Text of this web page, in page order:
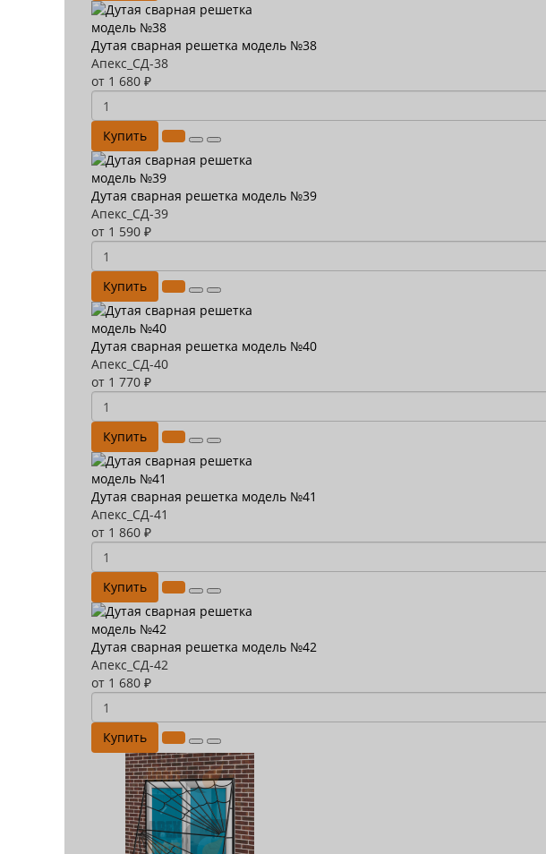
Дутая сварная решетка модель №38
Апекс_СД-38
от 1 680 ₽
Купить
Дутая сварная решетка модель №39
Апекс_СД-39
от 1 590 ₽
Купить
Дутая сварная решетка модель №40
Апекс_СД-40
от 1 770 ₽
Купить
Дутая сварная решетка модель №41
Апекс_СД-41
от 1 860 ₽
Купить
Дутая сварная решетка модель №42
Апекс_СД-42
от 1 680 ₽
Купить